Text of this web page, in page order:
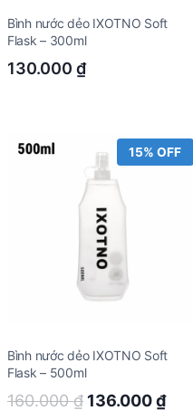
Bình nước dẻo IXOTNO Soft
Flask – 300ml
130.000 ₫
15% OFF
Bình nước dẻo IXOTNO Soft
Flask – 500ml
160.000₫ Original
136.000₫